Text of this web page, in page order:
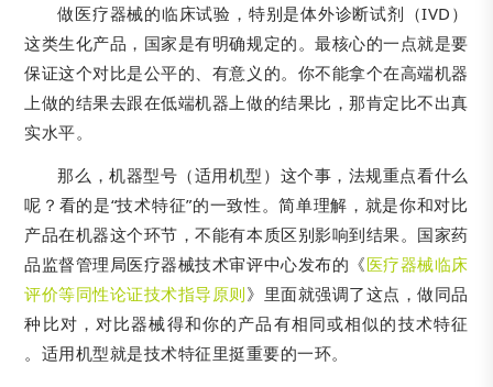
做医疗器械的临床试验，特别是体外诊断试剂（IVD）
这类生化产品，国家是有明确规定的。最核心的一点就是要
保证这个对比是公平的、有意义的。你不能拿个在高端机器
上做的结果去跟在低端机器上做的结果比，那肯定比不出真
实水平。
那么，机器型号（适用机型）这个事，法规重点看什么
呢？看的是“技术特征”的一致性。简单理解，就是你和对比
产品在机器这个环节，不能有本质区别影响到结果。国家药
品监督管理局医疗器械技术审评中心发布的《医疗器械临床
评价等同性论证技术指导原则》里面就强调了这点，做同品
种比对，对比器械得和你的产品有相同或相似的技术特征
。适用机型就是技术特征里挺重要的一环。